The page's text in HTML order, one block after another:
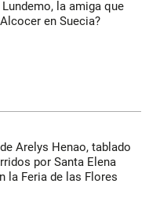
Lundemo, la amiga que
en Suecia?
Arelys Henao, tablado
por Santa Elena
la Feria de las Flores